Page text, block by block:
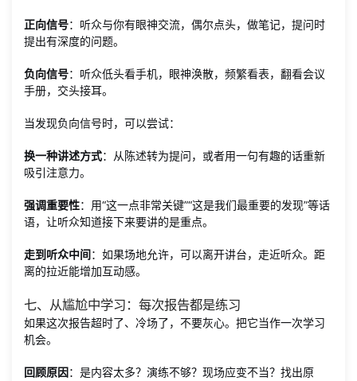
正向信号：听众与你有眼神交流，偶尔点头，做笔记，提问时
提出有深度的问题。
负向信号：听众低头看手机，眼神涣散，频繁看表，翻看会议
手册，交头接耳。
当发现负向信号时，可以尝试：
换一种讲述方式：从陈述转为提问，或者用一句有趣的话重新
吸引注意力。
强调重要性：用“这一点非常关键”“这是我们最重要的发现”等话
语，让听众知道接下来要讲的是重点。
走到听众中间：如果场地允许，可以离开讲台，走近听众。距
离的拉近能增加互动感。
七、从尴尬中学习：每次报告都是练习
如果这次报告超时了、冷场了，不要灰心。把它当作一次学习
机会。
回顾原因：是内容太多？演练不够？现场应变不当？找出原